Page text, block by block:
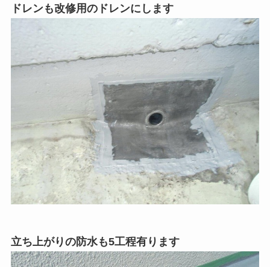
ドレンも改修用のドレンにします
立ち上がりの防水も5工程有ります